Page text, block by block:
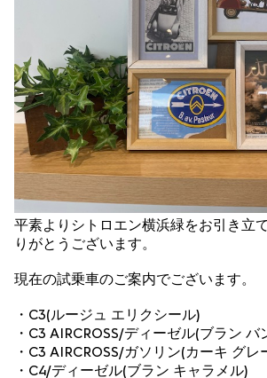
平素よりシトロエン横浜緑をお引き立
りがとうございます。
現在の試乗車のご案内でございます。
・C3(ルージュ エリクシール)
・C3 AIRCROSS/ディーゼル(ブラン バ
・C3 AIRCROSS/ガソリン(カーキ グレ
・C4/ディーゼル(ブラン キャラメル)